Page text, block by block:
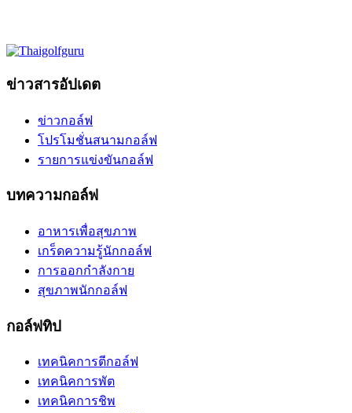
ข่าวสารอัปเดต
ข่าวกอล์ฟ
โปรโมชั่นสนามกอล์ฟ
รายการแข่งขันกอล์ฟ
บทความกอล์ฟ
อาหารเพื่อสุขภาพ
เกร็ดความรู้นักกอล์ฟ
การออกกำลังกาย
สุขภาพนักกอล์ฟ
กอล์ฟทิป
เทคนิคการตีกอล์ฟ
เทคนิคการพัต
เทคนิคการชิพ